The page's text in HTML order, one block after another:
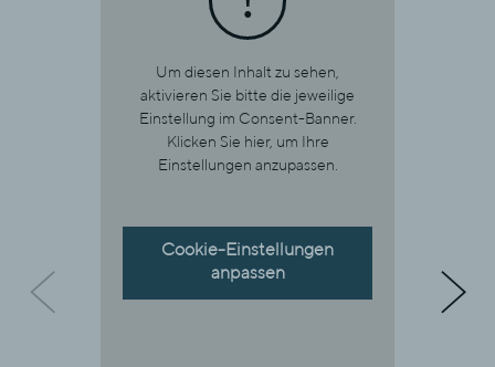
Um diesen Inhalt zu sehen,
aktivieren Sie bitte die jeweilige
Einstellung im Consent-Banner.
Klicken Sie hier, um Ihre
Einstellungen anzupassen.
Cookie-Einstellungen
anpassen